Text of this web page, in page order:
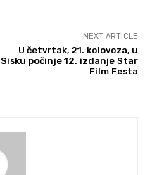
NEXT ARTICLE
U četvrtak, 21. kolovoza, u
Sisku počinje 12. izdanje Star
Film Festa